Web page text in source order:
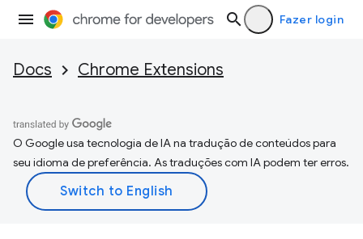
Fazer login
Docs Chrome Extensions
O Google usa tecnologia de IA na tradução de conteúdos para
seu idioma de preferência. As traduções com IA podem ter erros.